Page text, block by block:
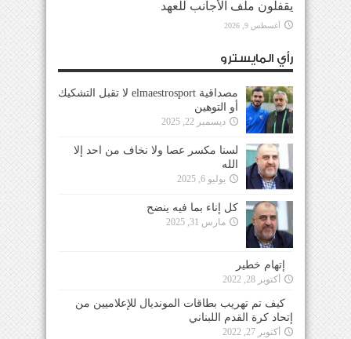
يقفلون ملف الأجانب للعهد
أغسطس 9, 2026
رأي المايسترو
مصداقية elmaestrosport لا تقبل التشكيك
أو التوهين
ديسمبر 22, 2025
لسنا مكسر عصا ولا نخاف من احد إلا
الله
يوليو 6, 2025
كل إناء بما فيه ينضح
مارس 31, 2025
إتهام خطير
أكتوبر 28, 2022
كيف تم تهريب بطاقات المونديال للإعلاميين من
إتحاد كرة القدم اللبناني
أكتوبر 27, 2022